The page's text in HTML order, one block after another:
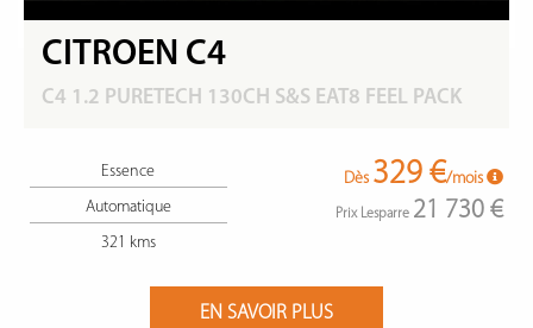
CITROEN C4
C4 1.2 PURETECH 130CH S&S EAT8 FEEL PACK
Essence
Automatique
321 kms
Dès 329 €/mois
Prix Lesparre 21 730 €
EN SAVOIR PLUS